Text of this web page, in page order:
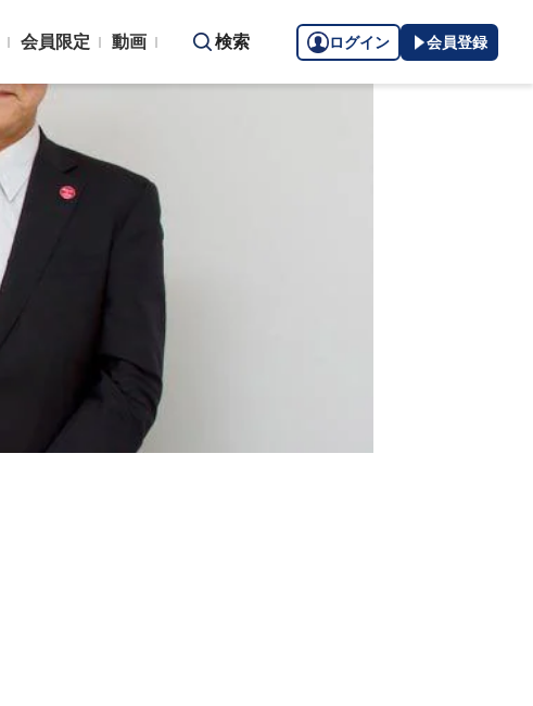
会員限定 動画 検索 ログイン 会員登録